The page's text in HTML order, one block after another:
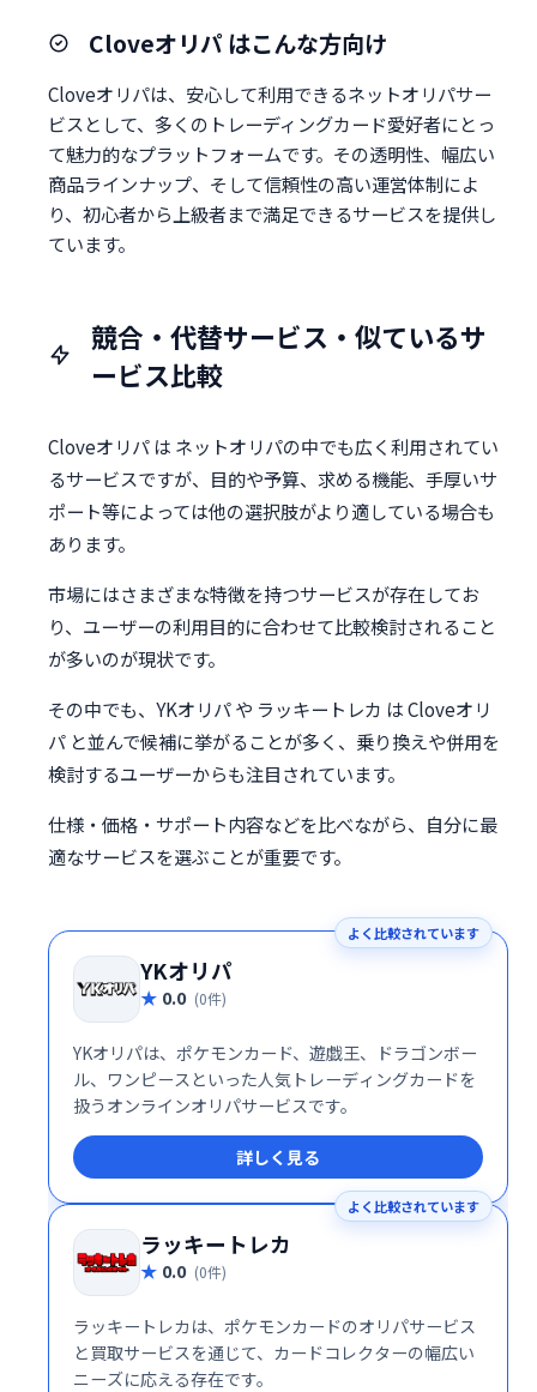
Cloveオリパ はこんな方向け
Cloveオリパは、安心して利用できるネットオリパサー
ビスとして、多くのトレーディングカード愛好者にとっ
て魅力的なプラットフォームです。その透明性、幅広い
商品ラインナップ、そして信頼性の高い運営体制によ
り、初心者から上級者まで満足できるサービスを提供し
ています。
競合・代替サービス・似ているサ
ービス比較
Cloveオリパ は ネットオリパの中でも広く利用されてい
るサービスですが、目的や予算、求める機能、手厚いサ
ポート等によっては他の選択肢がより適している場合も
あります。
市場にはさまざまな特徴を持つサービスが存在してお
り、ユーザーの利用目的に合わせて比較検討されること
が多いのが現状です。
その中でも、YKオリパ や ラッキートレカ は Cloveオリ
パ と並んで候補に挙がることが多く、乗り換えや併用を
検討するユーザーからも注目されています。
仕様・価格・サポート内容などを比べながら、自分に最
適なサービスを選ぶことが重要です。
よく比較されています
YKオリパ
0.0 (0件)
YKオリパは、ポケモンカード、遊戯王、ドラゴンボー
ル、ワンピースといった人気トレーディングカードを
扱うオンラインオリパサービスです。
詳しく見る
よく比較されています
ラッキートレカ
0.0 (0件)
ラッキートレカは、ポケモンカードのオリパサービス
と買取サービスを通じて、カードコレクターの幅広い
ニーズに応える存在です。